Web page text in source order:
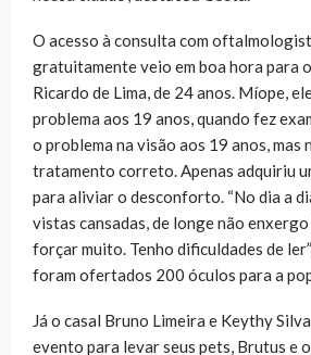
O acesso à consulta com
gratuitamente veio em boa hora para
Ricardo de Lima, de 24 anos. Míope,
problema aos 19 anos, quando fez
o problema na visão aos 19 anos, mas
tratamento correto. Apenas adquiriu
para aliviar o desconforto. “No dia a
vistas cansadas, de longe não
forçar muito. Tenho dificuldades de
foram ofertados 200 óculos para a
Já o casal Bruno Limeira e Keythy
evento para levar seus pets, Brutus e